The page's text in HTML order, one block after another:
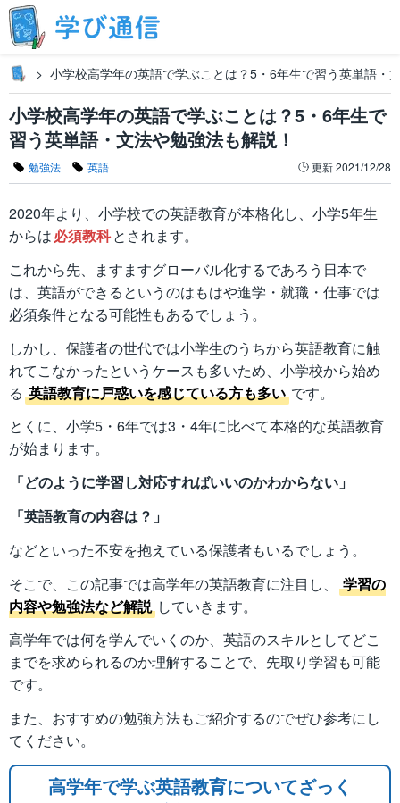
小学校高学年の英語で学ぶことは？5・6年生で習う英単語・
小学校高学年の英語で学ぶことは？5・6年生で
習う英単語・文法や勉強法も解説！
勉強法 英語 更新2021/12/28
2020年より、小学校での英語教育が本格化し、小学5年生
からは必須教科とされます。
これから先、ますますグローバル化するであろう日本で
は、英語ができるというのはもはや進学・就職・仕事では
必須条件となる可能性もあるでしょう。
しかし、保護者の世代では小学生のうちから英語教育に触
れてこなかったというケースも多いため、小学校から始め
る 英語教育に戸惑いを感じている方も多い です。
とくに、小学5・6年では3・4年に比べて本格的な英語教育
が始まります。
「どのように学習し対応すればいいのかわからない」
「英語教育の内容は？」
などといった不安を抱えている保護者もいるでしょう。
そこで、この記事では高学年の英語教育に注目し、
学習の
内容や勉強法など解説 していきます。
高学年では何を学んでいくのか、英語のスキルとしてどこ
までを求められるのか理解することで、先取り学習も可能
です。
また、おすすめの勉強方法もご紹介するのでぜひ参考にし
てください。
高学年で学ぶ英語教育についてざっく